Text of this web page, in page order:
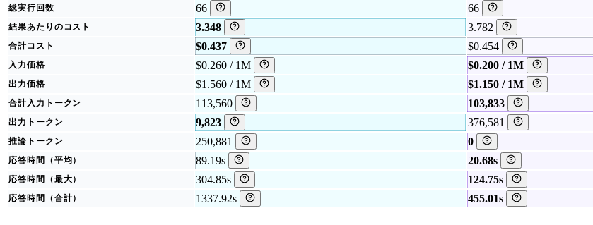
総実行回数 66 66
結果あたりのコスト 3.348 3.782
合計コスト $0.437 $0.454
入力価格 $0.260 / 1M $0.200 / 1M
出力価格 $1.560 / 1M $1.150 / 1M
合計入力トークン 113,560 103,833
出力トークン 9,823 376,581
推論トークン 250,881 0
応答時間（平均） 89.19s 20.68s
応答時間（最大） 304.85s 124.75s
応答時間（合計） 1337.92s 455.01s